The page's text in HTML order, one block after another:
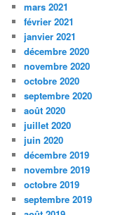
mars 2021
février 2021
janvier 2021
décembre 2020
novembre 2020
octobre 2020
septembre 2020
août 2020
juillet 2020
juin 2020
décembre 2019
novembre 2019
octobre 2019
septembre 2019